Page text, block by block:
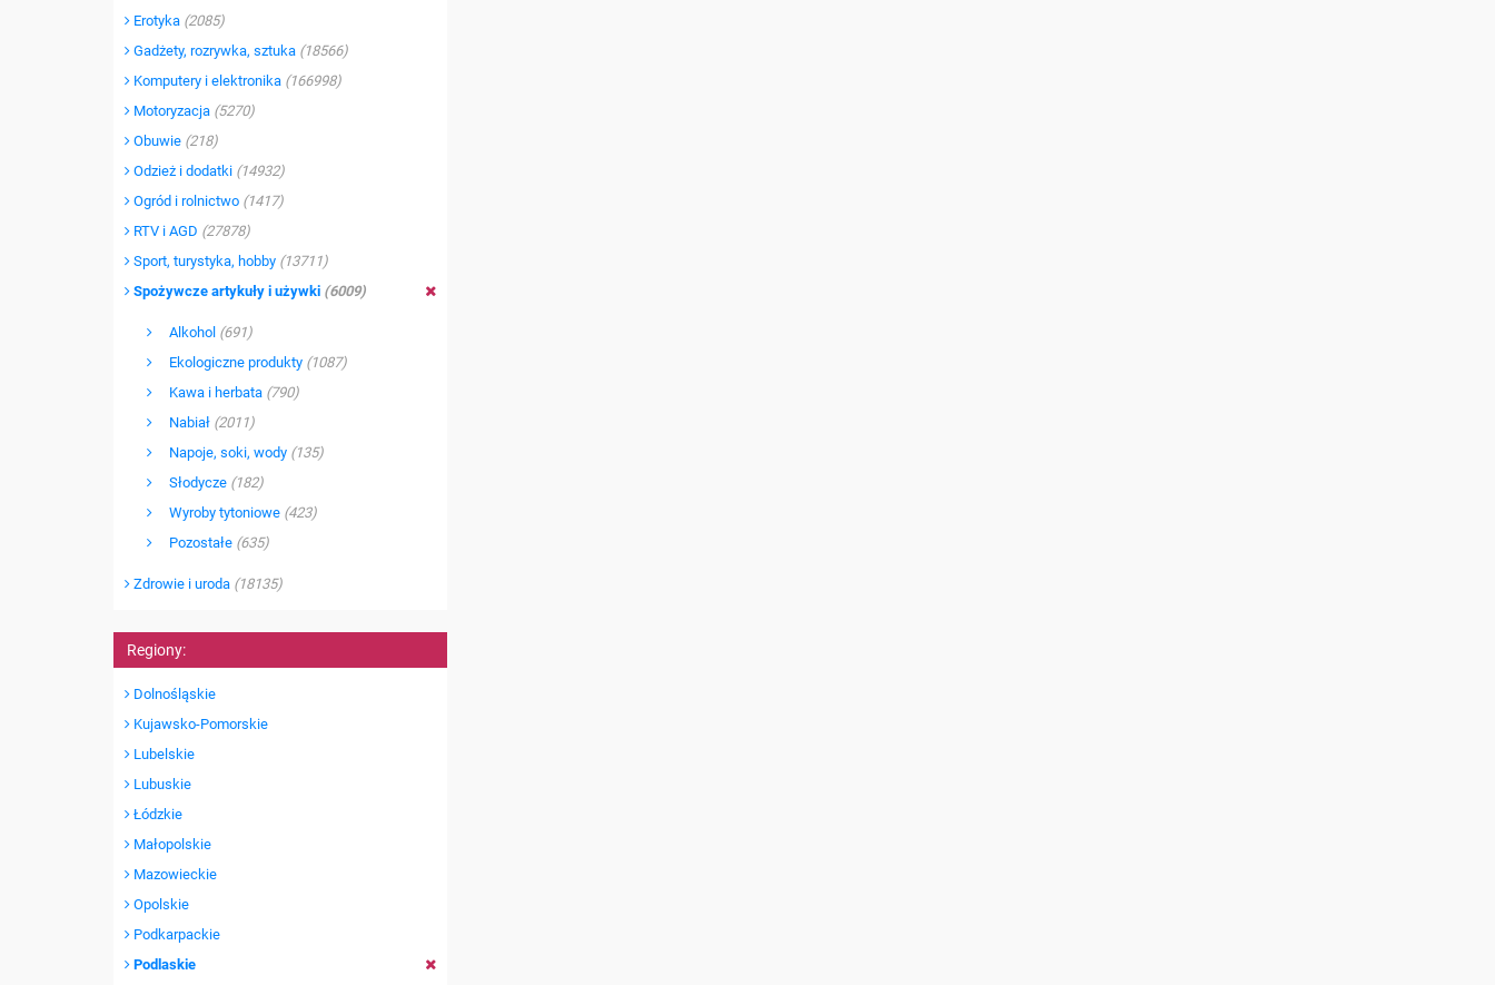
Erotyka (2085)
Gadżety, rozrywka, sztuka (18566)
Komputery i elektronika (166998)
Motoryzacja (5270)
Obuwie (218)
Odzież i dodatki (14932)
Ogród i rolnictwo (1417)
RTV i AGD (27878)
Sport, turystyka, hobby (13711)
Spożywcze artykuły i używki (6009)
Alkohol (691)
Ekologiczne produkty (1087)
Kawa i herbata (790)
Nabiał (2011)
Napoje, soki, wody (135)
Słodycze (182)
Wyroby tytoniowe (423)
Pozostałe (635)
Zdrowie i uroda (18135)
Regiony:
Dolnośląskie
Kujawsko-Pomorskie
Lubelskie
Lubuskie
Łódzkie
Małopolskie
Mazowieckie
Opolskie
Podkarpackie
Podlaskie